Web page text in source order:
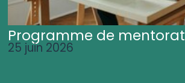
Programme de mentorat
25 juin 2026